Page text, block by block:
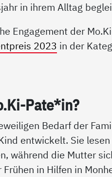
in ihrem Alltag
Engagement der
2023 in der
Pa­te*in?
Bedarf der
entwickelt. Sie
während die Mutter
in Hilfen in